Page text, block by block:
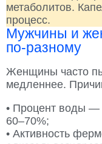
метаболитов.
процесс.
Мужчины и
по-разному
Женщины часто
медленнее.
• Процент воды —
60–70%;
• Активность